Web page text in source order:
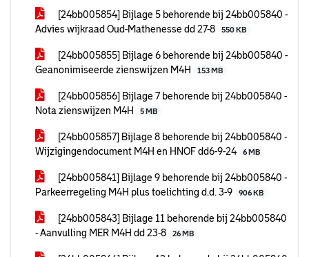
[24bb005854] Bijlage 5 behorende bij 24bb005840 -
Advies wijkraad Oud-Mathenesse dd 27-8
550 KB
[24bb005855] Bijlage 6 behorende bij 24bb005840 -
Geanonimiseerde zienswijzen M4H
153 MB
[24bb005856] Bijlage 7 behorende bij 24bb005840 -
Nota zienswijzen M4H
5 MB
[24bb005857] Bijlage 8 behorende bij 24bb005840 -
Wijzigingendocument M4H en HNOF dd6-9-24
6 MB
[24bb005841] Bijlage 9 behorende bij 24bb005840 -
Parkeerregeling M4H plus toelichting d.d. 3-9
906 KB
[24bb005843] Bijlage 11 behorende bij 24bb005840
- Aanvulling MER M4H dd 23-8
26 MB